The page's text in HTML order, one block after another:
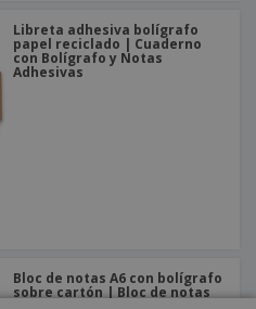
Libreta adhesiva bolígrafo
papel reciclado | Cuaderno
con Bolígrafo y Notas
Adhesivas
Bloc de notas A6 con bolígrafo
sobre cartón | Bloc de notas